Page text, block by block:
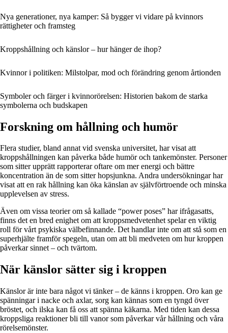
Nya generationer, nya kamper: Så bygger vi vidare på kvinnors
rättigheter och framsteg
Kroppshållning och känslor – hur hänger de ihop?
Kvinnor i politiken: Milstolpar, mod och förändring genom årtionden
Symboler och färger i kvinnorörelsen: Historien bakom de starka
symbolerna och budskapen
Forskning om hållning och humör
Flera studier, bland annat vid svenska universitet, har visat att
kroppshållningen kan påverka både humör och tankemönster. Personer
som sitter upprätt rapporterar oftare om mer energi och bättre
koncentration än de som sitter hopsjunkna. Andra undersökningar har
visat att en rak hållning kan öka känslan av självförtroende och minska
upplevelsen av stress.
Även om vissa teorier om så kallade “power poses” har ifrågasatts,
finns det en bred enighet om att kroppsmedvetenhet spelar en viktig
roll för vårt psykiska välbefinnande. Det handlar inte om att stå som en
superhjälte framför spegeln, utan om att bli medveten om hur kroppen
påverkar sinnet – och tvärtom.
När känslor sätter sig i kroppen
Känslor är inte bara något vi tänker – de känns i kroppen. Oro kan ge
spänningar i nacke och axlar, sorg kan kännas som en tyngd över
bröstet, och ilska kan få oss att spänna käkarna. Med tiden kan dessa
kroppsliga reaktioner bli till vanor som påverkar vår hållning och våra
rörelsemönster.